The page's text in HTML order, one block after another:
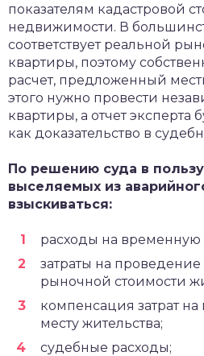
показателям кадастровой
недвижимости. В
соответствует реальной
квартиры, поэтому
расчет, предложенный
этого нужно провести
квартиры, а отчет эксперта
как доказательство в
По решению суда в
выселяемых из
взыскиваться:
расходы на временную
затраты на
рыночной стоимости
компенсация затрат
месту жительства;
судебные расходы;